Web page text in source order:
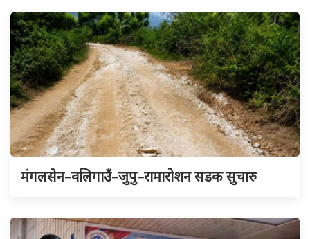
मंगलसेन–वलिगाउँ–जुपु–रामारोशन सडक सुचारु